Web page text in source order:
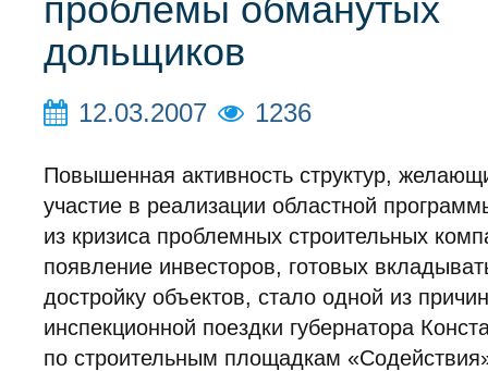
проблемы обманутых
дольщиков
12.03.2007 1236
Повышенная активность структур,
участие в реализации областной
из кризиса проблемных строительных
появление инвесторов, готовых
достройку объектов, стало одной из
инспекционной поездки губернатора
по строительным площадкам